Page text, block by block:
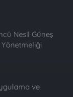
Nesil Güneş
ve